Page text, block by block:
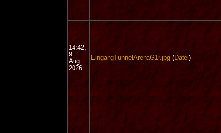
14:42,
9.
Aug.
2026
EingangTunnelArenaG1r.jpg(Datei)